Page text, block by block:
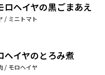
ロヘイヤの黒ごまあえ
/ ミニトマト
ヘイヤのとろみ煮
/ モロヘイヤ